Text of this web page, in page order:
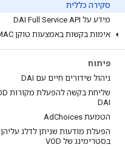
סקירה כללית
מידע על DAI Full Service API
אימות בקשות באמצעות טוקן HMAC
פיתוח
ניהול שידורים חיים עם DAI
DAI
הטמעת Ad Choices
הפעלת מודעות שניתן לדלג עליהן
בסטרימינג של VOD